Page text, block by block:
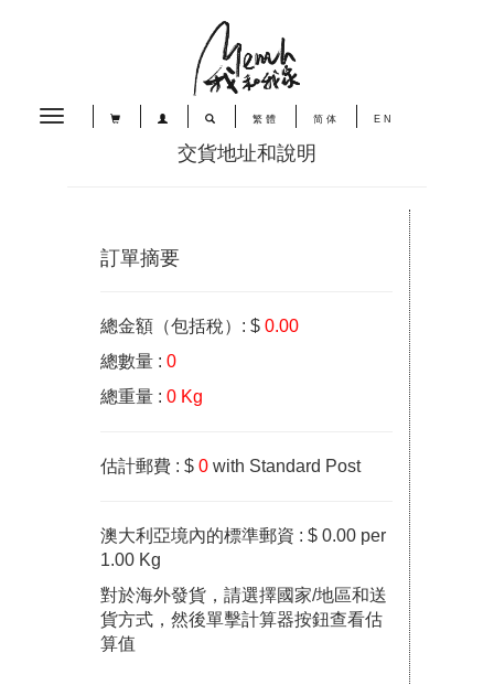
Toggle
繁體 简体 EN
交貨地址和說明
訂單摘要
總金額（包括稅）: $ 0.00
總數量 : 0
總重量 : 0 Kg
估計郵費 : $ 0with Standard Post
澳大利亞境內的標準郵資 : $ 0.00 per
1.00 Kg
對於海外發貨，請選擇國家/地區和送
貨方式，然後單擊計算器按鈕查看估
算值